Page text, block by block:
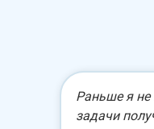
Раньше я не
задачи